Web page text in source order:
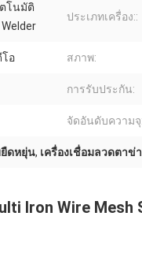
โนมัติ
ประเภทเครื่อง::
อ สภาพ:
การรับประกัน:
จัดอันดับความจุ:
ยืดหยุ่น, เครื่องเชื่อมลวดตาข่
Iron Wire Mesh